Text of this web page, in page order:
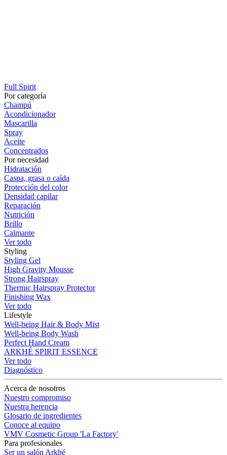
Full Spirit
Por categoría
Champú
Acondicionador
Mascarilla
Spray
Aceite
Concentrados
Por necesidad
Hidratación
Caspa, grasa o caída
Protección del color
Densidad capilar
Reparación
Nutrición
Brillo
Calmante
Ver todo
Styling
Styling Gel
High Gravity Mousse
Strong Hairspray
Thermic Hairspray Protector
Finishing Wax
Ver todo
Lifestyle
Well-being Hair & Body Mist
Well-being Body Wash
Perfect Hand Cream
ARKHÉ SPIRIT ESSENCE
Ver todo
Diagnóstico
Acerca de nosotros
Nuestro compromiso
Nuestra herencia
Glosario de ingredientes
Conoce al equipo
VMV Cosmetic Group 'La Factory'
Para profesionales
Ser un salón Arkhé